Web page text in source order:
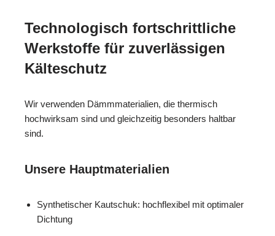
Technologisch fortschrittliche
Werkstoffe für zuverlässigen
Kälteschutz
Wir verwenden Dämmmaterialien, die thermisch
hochwirksam sind und gleichzeitig besonders haltbar
sind.
Unsere Hauptmaterialien
Synthetischer Kautschuk: hochflexibel mit optimaler
Dichtung